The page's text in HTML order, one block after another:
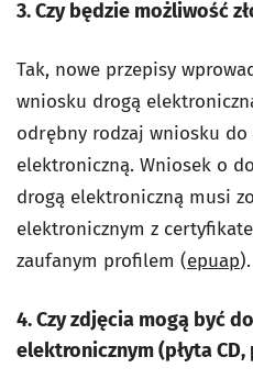
3. Czy będzie możliwość
Tak, nowe przepisy
wniosku drogą
odrębny rodzaj wniosku do
elektroniczną. Wniosek o
drogą elektroniczną musi
elektronicznym z
zaufanym profilem (epuap).
4. Czy zdjęcia mogą być
elektronicznym (płyta